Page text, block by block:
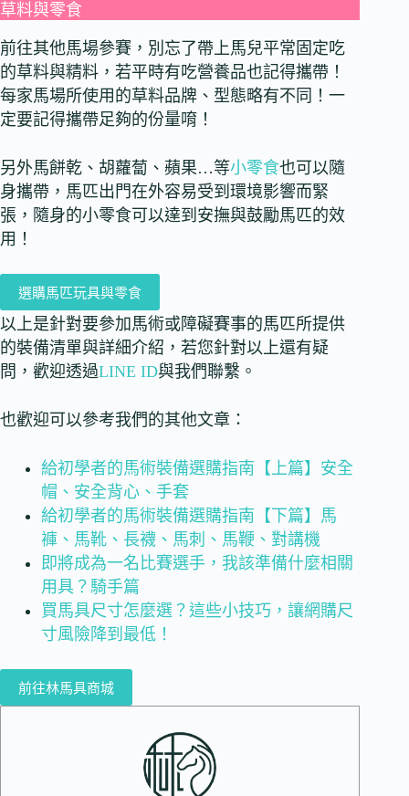
草料與零食
前往其他馬場參賽，別忘了帶上馬兒平常固定吃
的草料與精料，若平時有吃營養品也記得攜帶！
每家馬場所使用的草料品牌、型態略有不同！一
定要記得攜帶足夠的份量唷！
另外馬餅乾、胡蘿蔔、蘋果…等小零食也可以隨
身攜帶，馬匹出門在外容易受到環境影響而緊
張，隨身的小零食可以達到安撫與鼓勵馬匹的效
用！
選購馬匹玩具與零食
以上是針對要參加馬術或障礙賽事的馬匹所提供
的裝備清單與詳細介紹，若您針對以上還有疑
問，歡迎透過LINE ID與我們聯繫。
也歡迎可以參考我們的其他文章：
給初學者的馬術裝備選購指南【上篇】安全
帽、安全背心、手套
給初學者的馬術裝備選購指南【下篇】馬
褲、馬靴、長襪、馬刺、馬鞭、對講機
即將成為一名比賽選手，我該準備什麼相關
用具？騎手篇
買馬具尺寸怎麼選？這些小技巧，讓網購尺
寸風險降到最低！
前往林馬具商城